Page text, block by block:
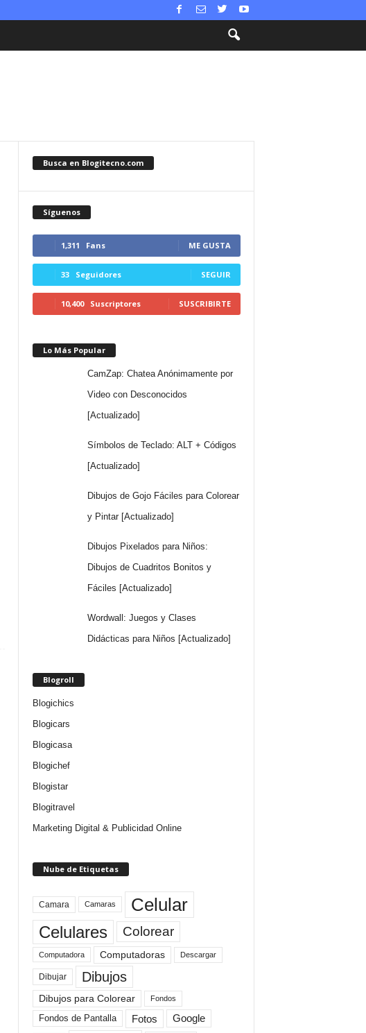
Busca en Blogitecno.com
Síguenos
1,311 Fans ME GUSTA
33 Seguidores SEGUIR
10,400 Suscriptores SUSCRIBIRTE
Lo Más Popular
CamZap: Chatea Anónimamente por
Video con Desconocidos
[Actualizado]
Símbolos de Teclado: ALT + Códigos
[Actualizado]
Dibujos de Gojo Fáciles para Colorear
y Pintar [Actualizado]
Dibujos Pixelados para Niños:
Dibujos de Cuadritos Bonitos y
Fáciles [Actualizado]
Wordwall: Juegos y Clases
Didácticas para Niños [Actualizado]
Blogroll
Blogichics
Blogicars
Blogicasa
Blogichef
Blogistar
Blogitravel
Marketing Digital & Publicidad Online
Nube de Etiquetas
Camara Camaras Celular
Celulares Colorear
Computadora Computadoras Descargar
Dibujar Dibujos
Dibujos para Colorear Fondos
Fondos de Pantalla Fotos Google